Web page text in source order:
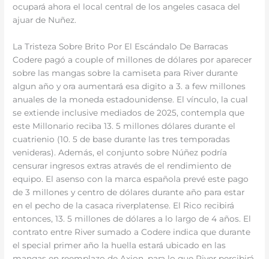
ocupará ahora el local central de los angeles casaca del
ajuar de Nuñez.
La Tristeza Sobre Brito Por El Escándalo De Barracas
Codere pagó a couple of millones de dólares por aparecer
sobre las mangas sobre la camiseta para River durante
algun año y ora aumentará esa digito a 3. a few millones
anuales de la moneda estadounidense. El vínculo, la cual
se extiende inclusive mediados de 2025, contempla que
este Millonario reciba 13. 5 millones dólares durante el
cuatrienio (10. 5 de base durante las tres temporadas
venideras). Además, el conjunto sobre Núñez podría
censurar ingresos extras através de el rendimiento de
equipo. El asenso con la marca española prevé este pago
de 3 millones y centro de dólares durante año para estar
en el pecho de la casaca riverplatense. El Rico recibirá
entonces, 13. 5 millones de dólares a lo largo de 4 años. El
contrato entre River sumado a Codere indica que durante
el special primer año la huella estará ubicado en las